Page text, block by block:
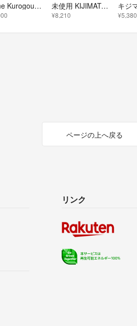
Mame Kurogouchi kijima takayuki ハット 未使用 KIJIMATAKAYUKI キジマタカユキ COTTON TRO WIDE BRIM SOFT HAT ワイドブリム ソフト ハット 帽子 サイズ1 ベージュ メンズ 古着 中古 USED
¥8,210 ¥5,380
ページの上へ戻る
リンク